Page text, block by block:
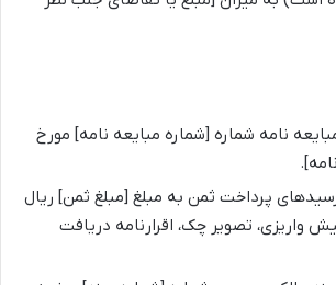
نامه شماره [شماره مبایعه نامه] مورخ
پرداخت ثمن به مبلغ [مبلغ ثمن] ریال
واریزی، تصویر چک، اقرارنامه دریافت